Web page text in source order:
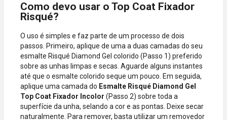
Como devo usar o Top Coat Fixador
Risqué?
O uso é simples e faz parte de um processo de dois
passos. Primeiro, aplique de uma a duas camadas do seu
esmalte Risqué Diamond Gel colorido (Passo 1) preferido
sobre as unhas limpas e secas. Aguarde alguns instantes
até que o esmalte colorido seque um pouco. Em seguida,
aplique uma camada do Esmalte Risqué Diamond Gel
Top Coat Fixador Incolor (Passo 2) sobre toda a
superfície da unha, selando a cor e as pontas. Deixe secar
naturalmente. Para remover, basta utilizar um removedor